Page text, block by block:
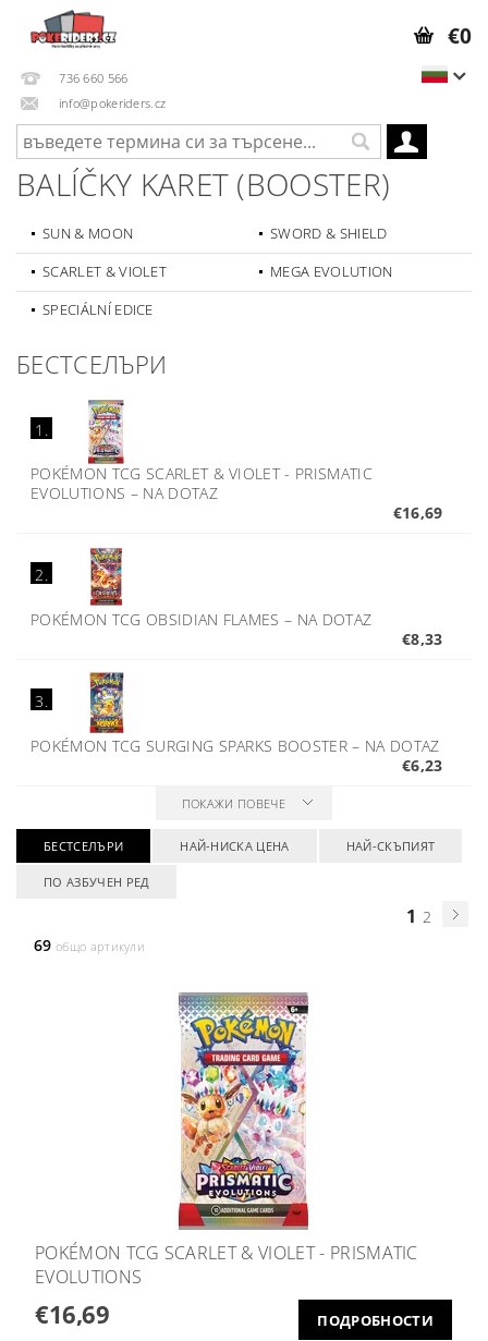
736 660 566
info@pokeriders.cz
€0
BALÍČKY KARET (BOOSTER)
SUN & MOON
SWORD & SHIELD
SCARLET & VIOLET
MEGA EVOLUTION
SPECIÁLNÍ EDICE
БЕСТСЕЛЪРИ
1.
POKÉMON TCG SCARLET & VIOLET - PRISMATIC
EVOLUTIONS – NA DOTAZ
€16,69
2.
POKÉMON TCG OBSIDIAN FLAMES– NA DOTAZ
€8,33
3.
POKÉMON TCG SURGING SPARKS BOOSTER– NA DOTAZ
€6,23
ПОКАЖИ ПОВЕЧЕ
БЕСТСЕЛЪРИ НАЙ-НИСКА ЦЕНА НАЙ-СКЪПИЯТ
ПО АЗБУЧЕН РЕД
1 2
69 общо артикули
POKÉMON TCG SCARLET & VIOLET - PRISMATIC
EVOLUTIONS
€16,69 ПОДРОБНОСТИ